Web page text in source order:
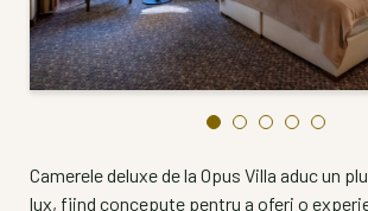
Camerele deluxe de la Opus Villa aduc un
lux, fiind concepute pentru a oferi o